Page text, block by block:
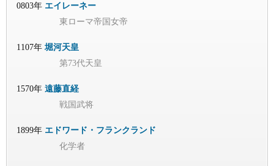
0803年 エイレーネー
東ローマ帝国女帝
1107年 堀河天皇
第73代天皇
1570年 遠藤直経
戦国武将
1899年 エドワード・フランクランド
化学者